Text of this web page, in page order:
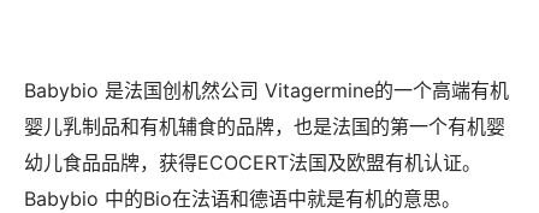
Babybio 是法国创机然公司 Vitagermine的一个高端有机
婴儿乳制品和有机辅食的品牌，也是法国的第一个有机婴
幼儿食品品牌，获得ECOCERT法国及欧盟有机认证。
Babybio 中的Bio在法语和德语中就是有机的意思。